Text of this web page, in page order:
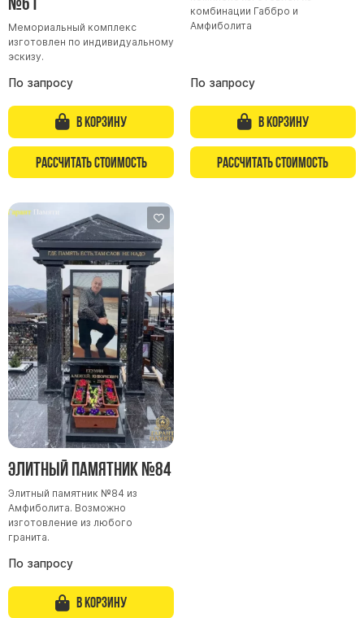
Цоколь из гранита
Ограды из гранита
Столбы для ограды чугун
Ограды металл
Столы и лавки
Тротуарная плитка
Вазы полимерные
Подсвечники
Венки
Вазы из гранита
Скульптуры в полный рост
Скульптуры "Ангел" литиевые
Барельефы
Кресты
Голуби
Распятие
Скорбящие
Мемориальный комплекс
изготовлен по индивидуальному
эскизу.
По запросу
В корзину
Рассчитать стоимость
комбинации Габбро и
Амфиболита
По запросу
В корзину
Рассчитать стоимость
Элитный памятник №84
Элитный памятник №84 из
Амфиболита. Возможно
изготовление из любого
гранита.
По запросу
В корзину